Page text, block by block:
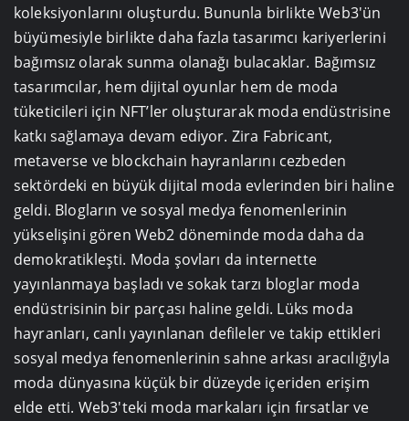
koleksiyonlarını oluşturdu. Bununla birlikte Web3'ün
büyümesiyle birlikte daha fazla tasarımcı kariyerlerini
bağımsız olarak sunma olanağı bulacaklar. Bağımsız
tasarımcılar, hem dijital oyunlar hem de moda
tüketicileri için NFT’ler oluşturarak moda endüstrisine
katkı sağlamaya devam ediyor. Zira Fabricant,
metaverse ve blockchain hayranlarını cezbeden
sektördeki en büyük dijital moda evlerinden biri haline
geldi. Blogların ve sosyal medya fenomenlerinin
yükselişini gören Web2 döneminde moda daha da
demokratikleşti. Moda şovları da internette
yayınlanmaya başladı ve sokak tarzı bloglar moda
endüstrisinin bir parçası haline geldi. Lüks moda
hayranları, canlı yayınlanan defileler ve takip ettikleri
sosyal medya fenomenlerinin sahne arkası aracılığıyla
moda dünyasına küçük bir düzeyde içeriden erişim
elde etti. Web3'teki moda markaları için fırsatlar ve